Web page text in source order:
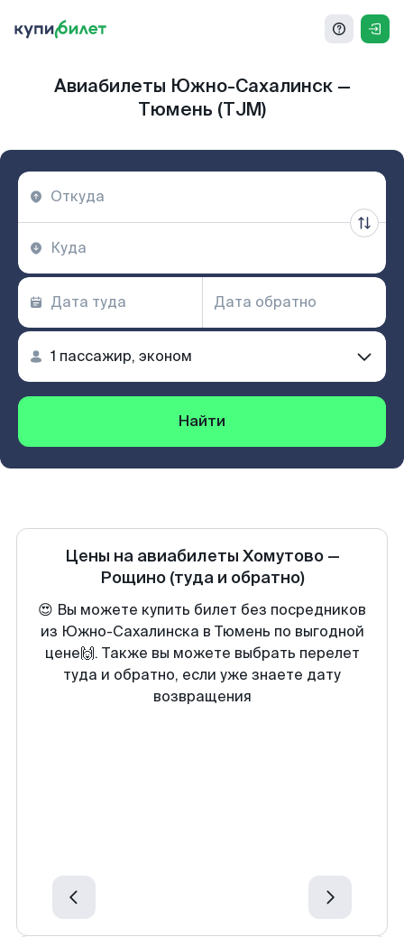
Авиабилеты Южно-Сахалинск —
Тюмень (TJM)
Найти
Цены на авиабилеты Хомутово—
Рощино (туда и обратно)
😍 Вы можете купить билет без посредников
из Южно-Сахалинска в Тюмень по выгодной
цене🙌. Также вы можете выбрать перелет
туда и обратно, если уже знаете дату
возвращения